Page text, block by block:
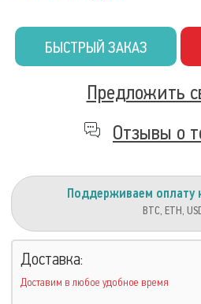
БЫСТРЫЙ ЗАКАЗ
Предложить
Отзывы о
Поддерживаем оплату
BTC, ETH,
Доставка:
Доставим в любое удобное время